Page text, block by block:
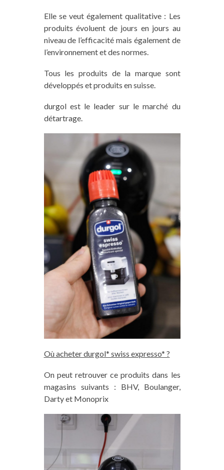
Elle se veut également qualitative : Les
produits évoluent de jours en jours au
niveau de l’efficacité mais également de
l’environnement et des normes.
Tous les produits de la marque sont
développés et produits en suisse.
durgol est le leader sur le marché du
détartrage.
Où acheter durgol* swiss expresso* ?
On peut retrouver ce produits dans les
magasins suivants : BHV, Boulanger,
Darty et Monoprix